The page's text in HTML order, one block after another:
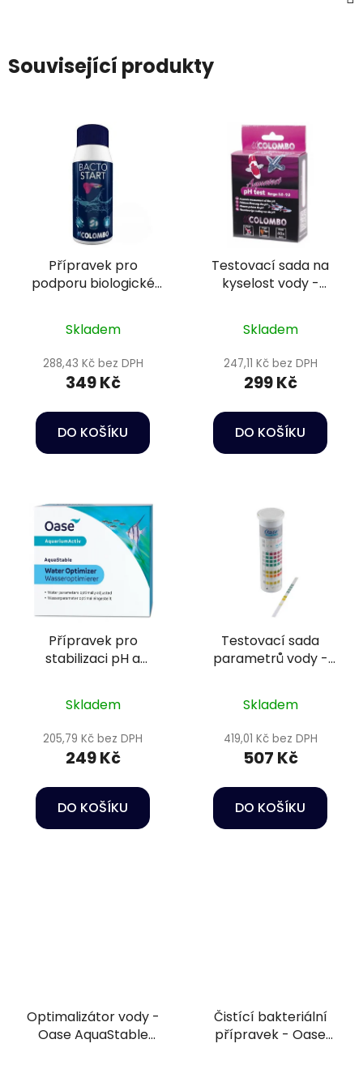
Související produkty
Přípravek pro
podporu biologické
Skladem
288,43 Kč bez DPH
349 Kč
DO KOŠÍKU
Testovací sada na
kyselost vody -
Skladem
247,11 Kč bez DPH
299 Kč
DO KOŠÍKU
Přípravek pro
stabilizaci pH a
Optimizer 50 g
Skladem
205,79 Kč bez DPH
249 Kč
DO KOŠÍKU
Testovací sada
parametrů vody -
Skladem
419,01 Kč bez DPH
507 Kč
DO KOŠÍKU
Optimalizátor vody -
Oase AquaStable
Čistící bakteriální
přípravek - Oase